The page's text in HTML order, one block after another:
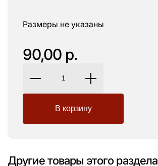
Размеры не указаны
90,00 р.
Другие товары этого раздела